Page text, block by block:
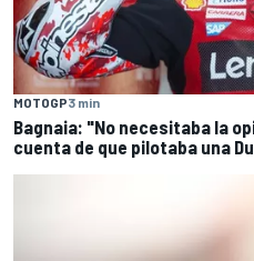
MOTOGP3 min
Bagnaia: "No necesitaba la
cuenta de que pilotaba una